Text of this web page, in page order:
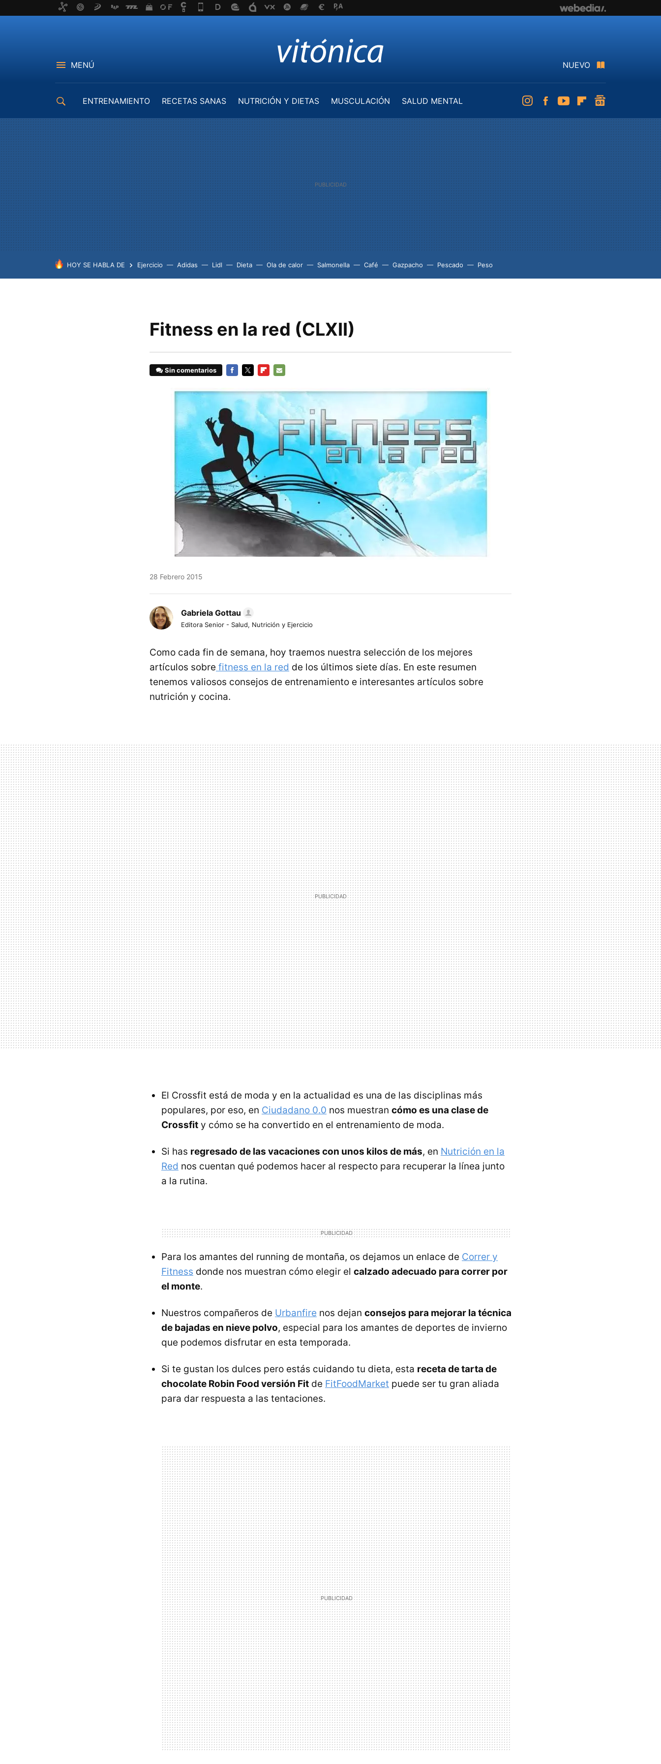
MENÚ NUEVO
ENTRENAMIENTO RECETAS SANAS NUTRICIÓN Y DIETAS MUSCULACIÓN
SALUD MENTAL
InstagramFacebookYoutubeFlipboard
HOY SE HABLA DE Ejercicio Adidas Lidl Dieta Ola de calor Salmonella Café Gazpacho Pescado Peso
Fitness en la red (CLXII)
Sin comentarios
MAIL
28 Febrero 2015
Gabriela Gottau
Editora Senior - Salud, Nutrición y Ejercicio
Como cada fin de semana, hoy traemos nuestra selección de los mejores
artículos sobre fitness en la red de los últimos siete días. En este resumen
tenemos valiosos consejos de entrenamiento e interesantes artículos sobre
nutrición y cocina.
El Crossfit está de moda y en la actualidad es una de las disciplinas más
populares, por eso, en Ciudadano 0.0 nos muestran cómo es una clase de
Crossfit y cómo se ha convertido en el entrenamiento de moda.
Si has regresado de las vacaciones con unos kilos de más, en Nutrición en la
Red nos cuentan qué podemos hacer al respecto para recuperar la línea junto
a la rutina.
Para los amantes del running de montaña, os dejamos un enlace de Correr y
Fitness donde nos muestran cómo elegir el calzado adecuado para correr por
el monte.
Nuestros compañeros de Urbanfire nos dejan consejos para mejorar la técnica
de bajadas en nieve polvo, especial para los amantes de deportes de invierno
que podemos disfrutar en esta temporada.
Si te gustan los dulces pero estás cuidando tu dieta, esta receta de tarta de
chocolate Robin Food versión Fit de FitFoodMarket puede ser tu gran aliada
para dar respuesta a las tentaciones.